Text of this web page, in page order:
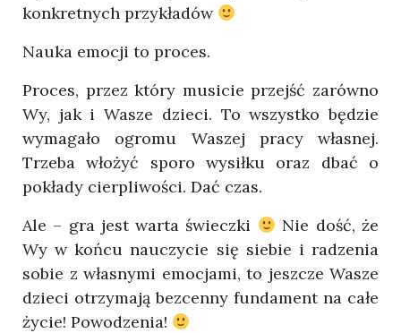
konkretnych przykładów
Nauka emocji to proces.
Proces, przez który musicie przejść zarówno
Wy, jak i Wasze dzieci. To wszystko będzie
wymagało ogromu Waszej pracy własnej.
Trzeba włożyć sporo wysiłku oraz dbać o
pokłady cierpliwości. Dać czas.
Ale – gra jest warta świeczki
Nie dość, że
Wy w końcu nauczycie się siebie i radzenia
sobie z własnymi emocjami, to jeszcze Wasze
dzieci otrzymają bezcenny fundament na całe
życie! Powodzenia!